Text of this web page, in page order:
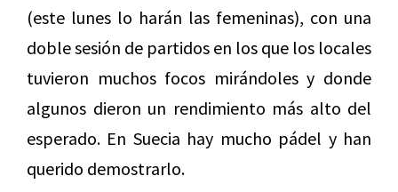
(este lunes lo harán las femeninas), con una
doble sesión de partidos en los que los locales
tuvieron muchos focos mirándoles y donde
algunos dieron un rendimiento más alto del
esperado. En Suecia hay mucho pádel y han
querido demostrarlo.